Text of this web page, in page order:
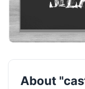
About